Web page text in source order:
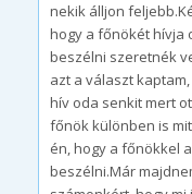
nekik álljon
hogy a főnökét hívja
beszélni szeretnék
azt a választ
hív oda senkit mert
főnök különben is
én, hogy a főnökkel
beszélni.Már